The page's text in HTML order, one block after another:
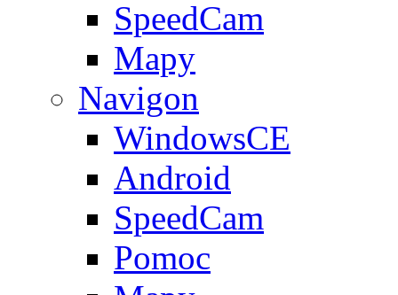
SpeedCam
Mapy
Navigon
WindowsCE
Android
SpeedCam
Pomoc